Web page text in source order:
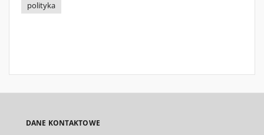
polityka
DANE KONTAKTOWE